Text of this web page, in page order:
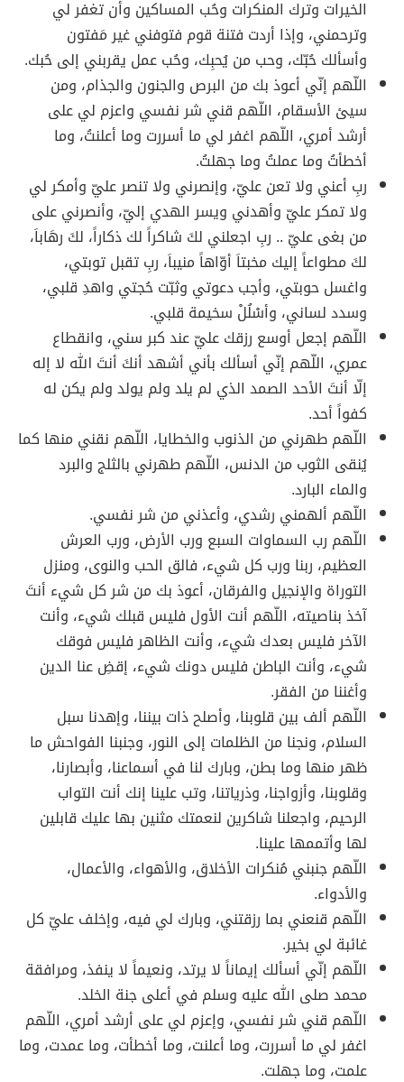
الخيرات وترك المنكرات وحُب المساكين وأن تغفر لي
وترحمني، وإذا أردت فتنة قوم فتوفني غير مَفتون
وأسألك حُبّك، وحب من يُحبِك، وحُب عمل يقربني إلى حُبك.
اللّهم إنّي أعوذ بك من البرص والجنون والجذام، ومن
سيئ الأسقام، اللّهم قني شر نفسي واعزم لي على
أرشد أمري، اللّهم اغفر لي ما أسررت وما أعلنتُ، وما
أخطأتُ وما عملتُ وما جهلتُ.
ربِ أعني ولا تعن عليّ، وإنصرني ولا تنصر عليّ وأمكر لي
ولا تمكر عليّ وأهدني ويسر الهدي إليّ، وأنصرني على
من بغى عليّ .. ربِ اجعلني لكَ شاكراً لك ذكاراً، لكَ رهَاباَ،
لكَ مطواعاً إليك مخبتاَ أوّاهاً منيباَ، ربِ تقبل توبتي،
واغسل حوبتي، وأجب دعوتي وثبّت حُجتي واهدِ قلبي،
وسدد لساني، وأسْلُلْ سخيمة قلبي.
اللّهم إجعل أوسع رزقك عليّ عند كبر سني، وانقطاع
عمري، اللّهم إنّي أسألك بأني أشهد أنكَ أنتَ الله لا إله
إلّا أنتَ الأحد الصمد الذي لم يلد ولم يولد ولم يكن له
كفواً أحد.
اللّهم طهرني من الذنوب والخطايا، اللّهم نقني منها كما
يُنقى الثوب من الدنس، اللّهم طهرني بالثلج والبرد
والماء البارد.
اللّهم ألهمني رشدي، وأعذني من شر نفسي.
اللّهم رب السماوات السبع ورب الأرض، ورب العرش
العظيم، ربنا ورب كل شيء، فالق الحب والنوى، ومنزل
التوراة والإنجيل والفرقان، أعوذ بك من شر كل شيء أنتَ
آخذ بناصيته، اللّهم أنت الأول فليس قبلك شيء، وأنت
الآخر فليس بعدك شيء، وأنت الظاهر فليس فوقك
شيء، وأنت الباطن فليس دونك شيء، إقضِ عنا الدين
وأغننا من الفقر.
اللّهم ألف بين قلوبنا، وأصلح ذات بيننا، وإهدنا سبل
السلام، ونجنا من الظلمات إلى النور، وجنبنا الفواحش ما
ظهر منها وما بطن، وبارك لنا في أسماعنا، وأبصارنا،
وقلوبنا، وأزواجنا، وذرياتنا، وتب علينا إنك أنت التواب
الرحيم، واجعلنا شاكرين لنعمتك مثنين بها عليك قابلين
لها وأتممها علينا.
اللّهم جنبني مُنكرات الأخلاق، والأهواء، والأعمال،
والأدواء.
اللّهم قنعني بما رزقتني، وبارك لي فيه، وإخلف عليّ كل
غائبة لي بخير.
اللّهم إنّي أسألك إيماناً لا يرتد، ونعيماً لا ينفذ، ومرافقة
محمد صلى الله عليه وسلم في أعلى جنة الخلد.
اللّهم قني شر نفسي، وإعزم لي على أرشد أمري، اللّهم
اغفر لي ما أسررت، وما أعلنت، وما أخطأت، وما عمدت، وما
علمت، وما جهلت.